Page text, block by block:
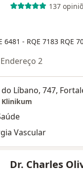
137
6481 - RQE 7183 RQE
Endereço 2
Líbano, 747,
Vascular
Dr. Charles